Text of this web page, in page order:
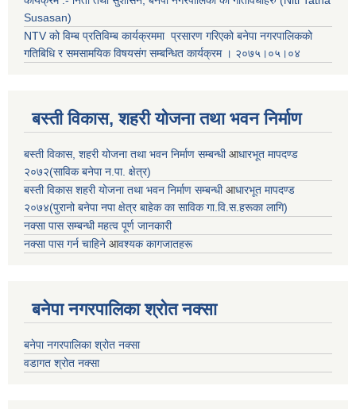
Susasan)
NTV को विम्ब प्रतिविम्ब कार्यक्रममा प्रसारण गरिएकोबनेपा नगरपालिकको
गतिबिधि र समसामयिक विषयसंग सम्बन्धित कार्यक्रम । २०७५।०५।०४
बस्ती विकास, शहरी योजना तथा भवन निर्माण
बस्ती विकास, शहरी योजना तथा भवन निर्माण सम्बन्धीआधारभूत मापदण्ड
२०७२(साविक बनेपा न.पा. क्षेत्र)
बस्ती विकास शहरी योजना तथा भवन निर्माण सम्बन्धीआधारभूत मापदण्ड
२०७४(पुरानो बनेपा नपा क्षेत्र बाहेक का साविक गा.वि.स.हरूका लागि)
नक्सा पास सम्बन्धी महत्व पूर्ण जानकारी
नक्सा पास गर्न चाहिने आवश्यक कागजातहरू
बनेपा नगरपालिका श्रोत नक्सा
बनेपा नगरपालिका श्रोत नक्सा
वडागत श्रोत नक्सा